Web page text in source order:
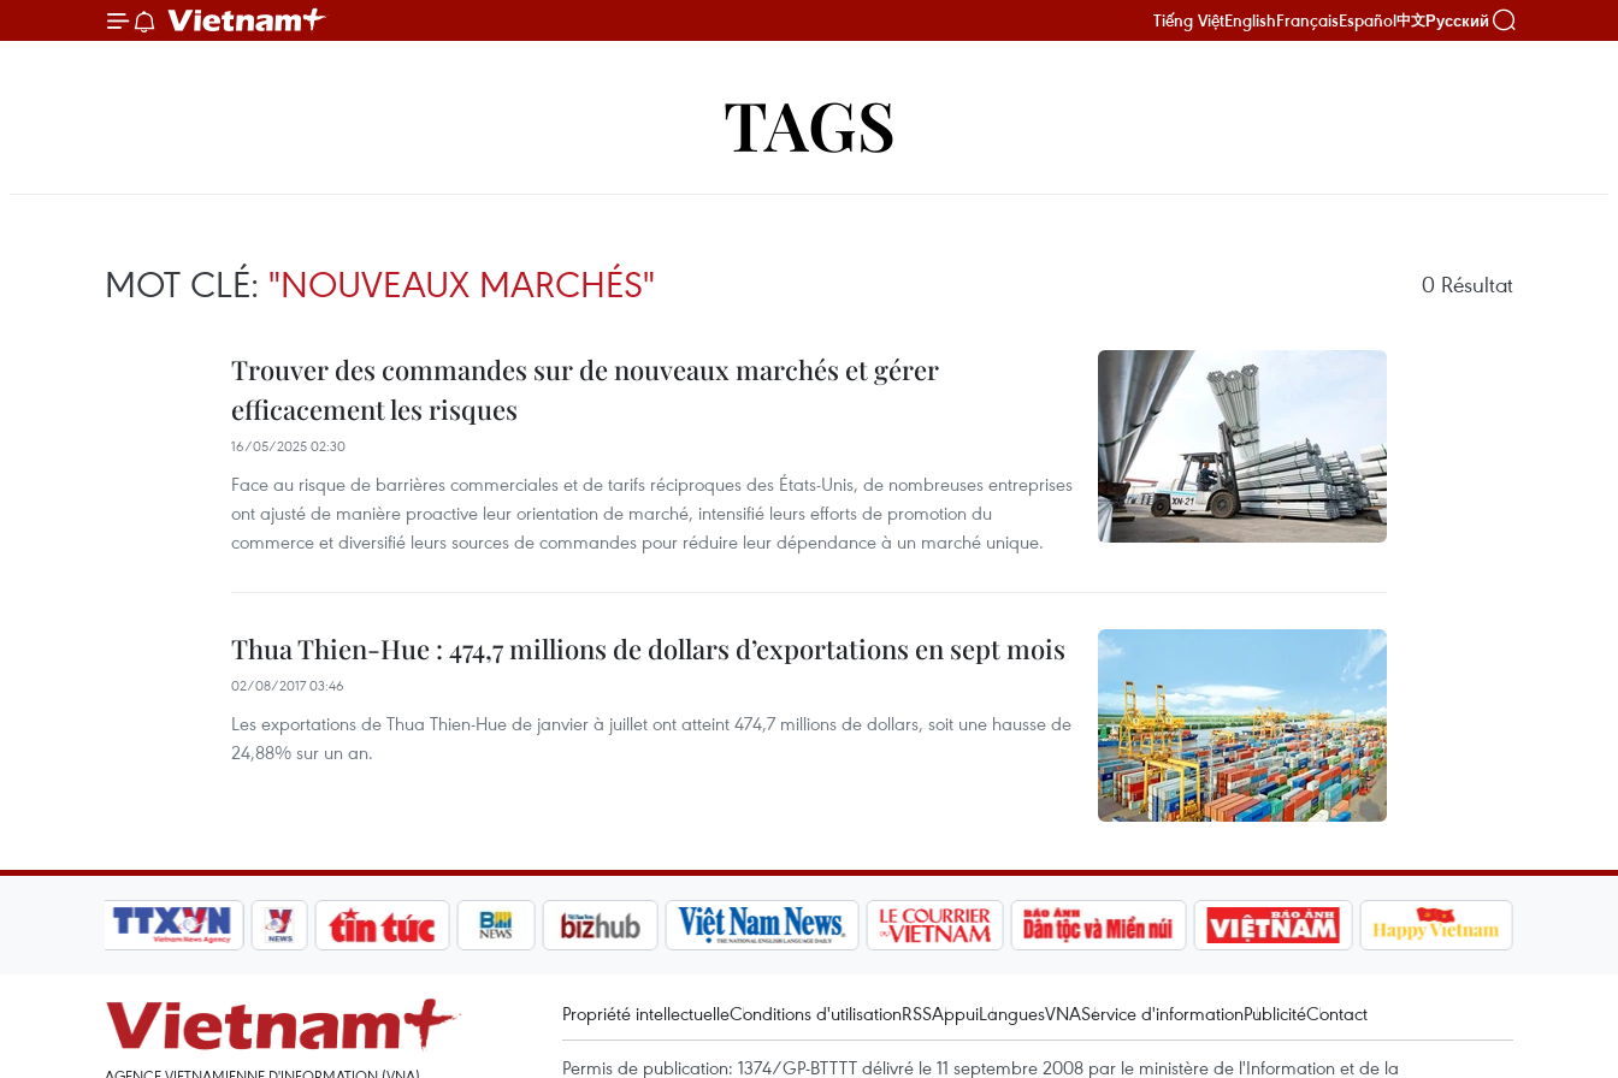
Tiếng ViệtEnglishFrançaisEspañol中文Русский
TAGS
MOT CLÉ: "NOUVEAUX MARCHÉS" 0 Résultat
Trouver des commandes sur de nouveaux marchés et gérer
efficacement les risques
16/05/2025 02:30
Face au risque de barrières commerciales et de tarifs réciproques des États-Unis, de nombreuses entreprises
ont ajusté de manière proactive leur orientation de marché, intensifié leurs efforts de promotion du
commerce et diversifié leurs sources de commandes pour réduire leur dépendance à un marché unique.
Thua Thien-Hue : 474,7 millions de dollars d’exportations en sept mois
02/08/2017 03:46
Les exportations de Thua Thien-Hue de janvier à juillet ont atteint 474,7 millions de dollars, soit une hausse de
24,88% sur un an.
Propriété intellectuelleConditions d'utilisationRSSAppuiLanguesVNAService d'informationPublicitéContact
Permis de publication: 1374/GP-BTTTT délivré le 11 septembre 2008 par le ministère de l'Information et de la